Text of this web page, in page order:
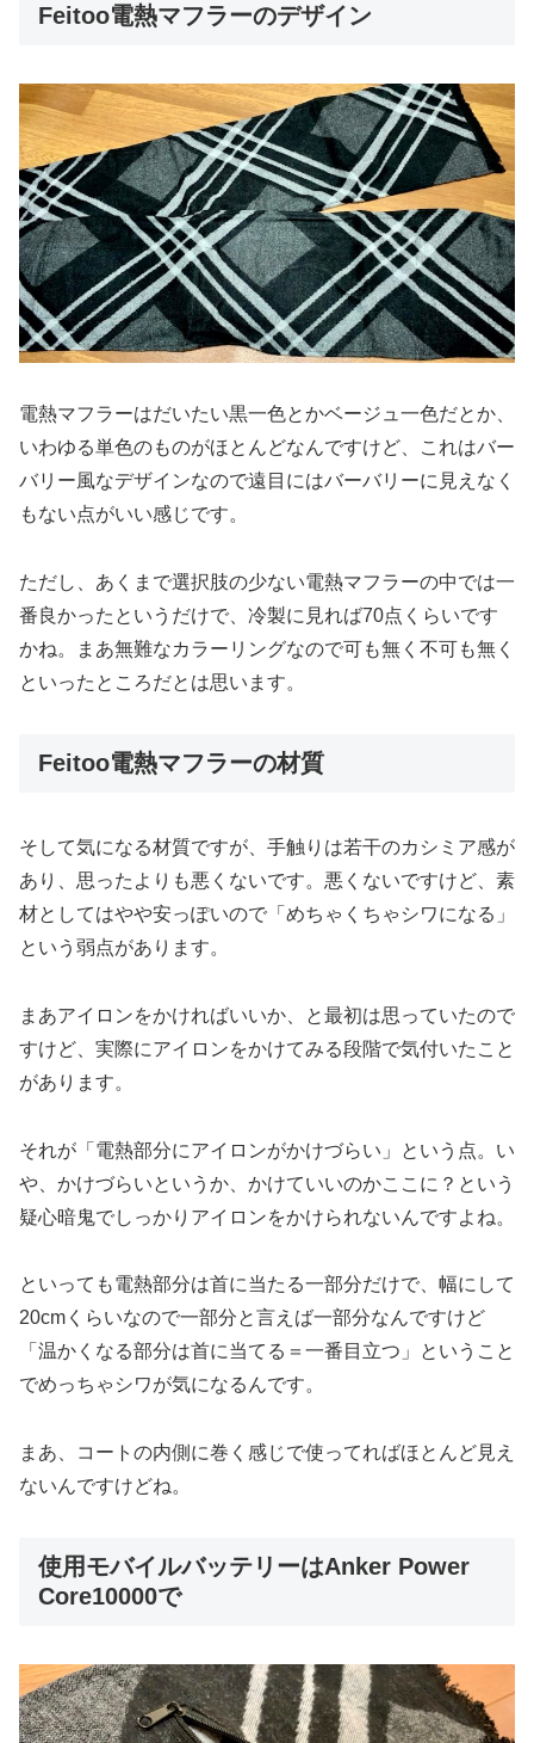
Feitoo電熱マフラーのデザイン
電熱マフラーはだいたい黒一色とかベージュ一色だとか、
いわゆる単色のものがほとんどなんですけど、これはバー
バリー風なデザインなので遠目にはバーバリーに見えなく
もない点がいい感じです。
ただし、あくまで選択肢の少ない電熱マフラーの中では一
番良かったというだけで、冷製に見れば70点くらいです
かね。まあ無難なカラーリングなので可も無く不可も無く
といったところだとは思います。
Feitoo電熱マフラーの材質
そして気になる材質ですが、手触りは若干のカシミア感が
あり、思ったよりも悪くないです。悪くないですけど、素
材としてはやや安っぽいので「めちゃくちゃシワになる」
という弱点があります。
まあアイロンをかければいいか、と最初は思っていたので
すけど、実際にアイロンをかけてみる段階で気付いたこと
があります。
それが「電熱部分にアイロンがかけづらい」という点。い
や、かけづらいというか、かけていいのかここに？という
疑心暗鬼でしっかりアイロンをかけられないんですよね。
といっても電熱部分は首に当たる一部分だけで、幅にして
20cmくらいなので一部分と言えば一部分なんですけど
「温かくなる部分は首に当てる＝一番目立つ」ということ
でめっちゃシワが気になるんです。
まあ、コートの内側に巻く感じで使ってればほとんど見え
ないんですけどね。
使用モバイルバッテリーはAnker Power
Core10000で